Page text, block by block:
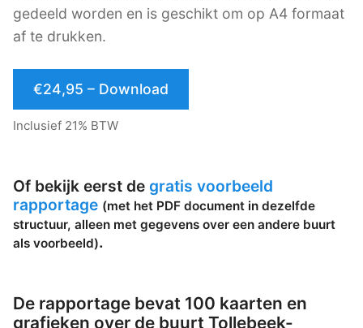
gedeeld worden en is geschikt om op A4 formaat
af te drukken.
€24,95 – Download
Inclusief 21% BTW
Of bekijk eerst de gratis voorbeeld
rapportage (met het PDF document in dezelfde
structuur, alleen met gegevens over een andere buurt
als voorbeeld).
De rapportage bevat 100 kaarten en
grafieken over de buurt Tollebeek-